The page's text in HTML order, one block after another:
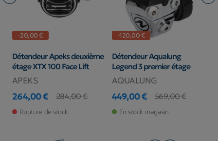
-20,00 €
Détendeur Apeks deuxième
étage XTX 100 Face Lift
APEKS
Prix
264,00 €
Prix de base
284,00 €
Rupture de stock
-120,00 €
Détendeur Aqualung
Legend 3 premier étage
AQUALUNG
Prix
449,00 €
Prix de base
569,00 €
En stock magasin